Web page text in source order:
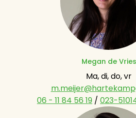
Megan de Vries
06 - 11 84 56 19 / 023-